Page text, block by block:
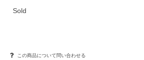
Sold
この商品について問い合わせる